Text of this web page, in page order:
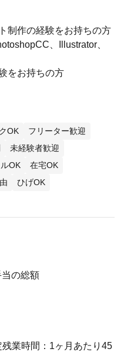
制作の経験をお持ちの方
、Illustrator、
をお持ちの方
OK
フリーター歓迎
未経験者歓迎
OK
在宅OK
ひげOK
の総額
業時間：1ヶ月あたり45